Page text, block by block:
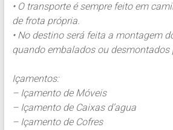
• O transporte é sempre feito em
de frota própria.
• No destino será feita a montagem
quando embalados ou desmontados
Içamentos:
– Içamento de Móveis
– Içamento de Caixas d’agua
– Içamento de Cofres